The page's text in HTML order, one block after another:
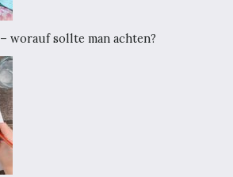
worauf sollte man achten?